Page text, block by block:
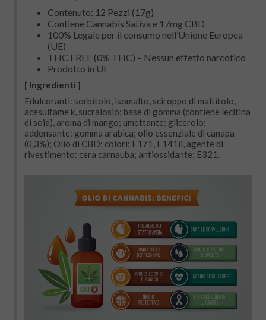
Contenuto: 12 Pezzi (17g)
Contiene Cannabis Sativa e 17mg CBD
100% Legale per il consumo nell’Unione Europea
(UE)
THC FREE (0% THC) – Nessun effetto narcotico
Prodotto in UE
[ Ingredienti ]
Edulcoranti: sorbitolo, isomalto, sciroppo di maltitolo,
acesulfame k, sucralosio; base di gomma (contiene lecitina
di soia), aroma di mango; umettante: glicerolo;
addensante: gomma arabica; olio essenziale di canapa
(0,3%); Olio di CBD; colori: E171, E141ii, agente di
rivestimento: cera carnauba; antiossidante: E321.